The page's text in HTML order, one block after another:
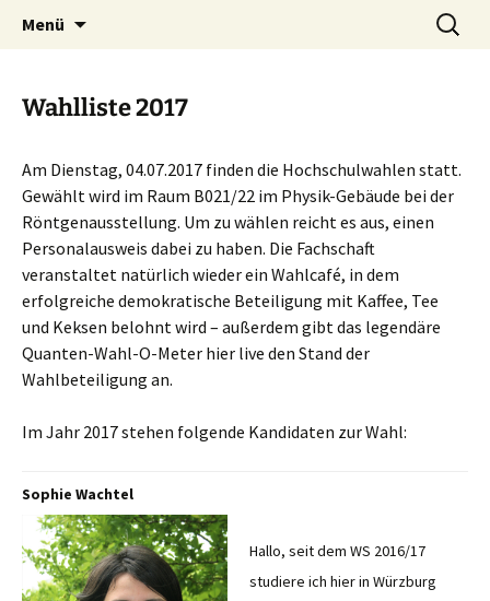
Fachschaft Physik
Studierendenvertretung der Fakultät für
Physik und Astronomie der Universität
Menü
Suchen
nach:
Wahlliste 2017
Am Dienstag, 04.07.2017 finden die Hochschulwahlen statt.
Gewählt wird im Raum B021/22 im Physik-Gebäude bei der
Röntgenausstellung. Um zu wählen reicht es aus, einen
Personalausweis dabei zu haben. Die Fachschaft
veranstaltet natürlich wieder ein Wahlcafé, in dem
erfolgreiche demokratische Beteiligung mit Kaffee, Tee
und Keksen belohnt wird – außerdem gibt das legendäre
Quanten-Wahl-O-Meter hier live den Stand der
Wahlbeteiligung an.
Im Jahr 2017 stehen folgende Kandidaten zur Wahl:
Sophie Wachtel
Hallo, seit dem WS 2016/17
studiere ich hier in Würzburg